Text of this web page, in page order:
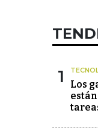
1
Los